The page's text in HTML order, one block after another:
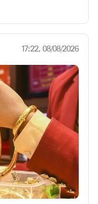
17:22, 08/08/2026